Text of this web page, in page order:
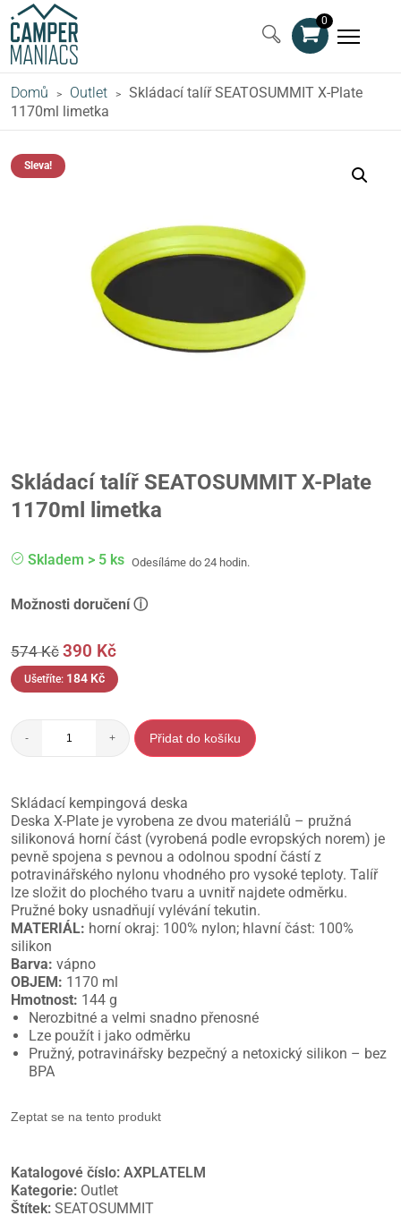
0
Domů > Outlet >
Skládací talíř SEATOSUMMIT X-Plate
1170ml limetka
Sleva!
Skládací talíř SEATOSUMMIT X-Plate
1170ml limetka
Skladem > 5 ks Odesíláme do 24 hodin.
Možnosti doručení ⓘ
574Kč 390 Kč
Ušetříte: 184 Kč
- + Přidat do košíku
Skládací kempingová deska
Deska X-Plate je vyrobena ze dvou materiálů – pružná
silikonová horní část (vyrobená podle evropských norem) je
pevně spojena s pevnou a odolnou spodní částí z
potravinářského nylonu vhodného pro vysoké teploty. Talíř
lze složit do plochého tvaru a uvnitř najdete odměrku.
Pružné boky usnadňují vylévání tekutin.
MATERIÁL: horní okraj: 100% nylon; hlavní část: 100%
silikon
Barva: vápno
OBJEM: 1170 ml
Hmotnost: 144 g
Nerozbitné a velmi snadno přenosné
Lze použít i jako odměrku
Pružný, potravinářsky bezpečný a netoxický silikon – bez
BPA
Zeptat se na tento produkt
Katalogové číslo: AXPLATELM
Kategorie: Outlet
Štítek: SEATOSUMMIT